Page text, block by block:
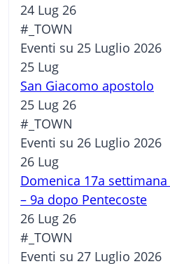
24 Lug 26
#_TOWN
Eventi su 25 Luglio 2026
25 Lug
San Giacomo apostolo
25 Lug 26
#_TOWN
Eventi su 26 Luglio 2026
26 Lug
Domenica 17a
– 9a dopo Pentecoste
26 Lug 26
#_TOWN
Eventi su 27 Luglio 2026